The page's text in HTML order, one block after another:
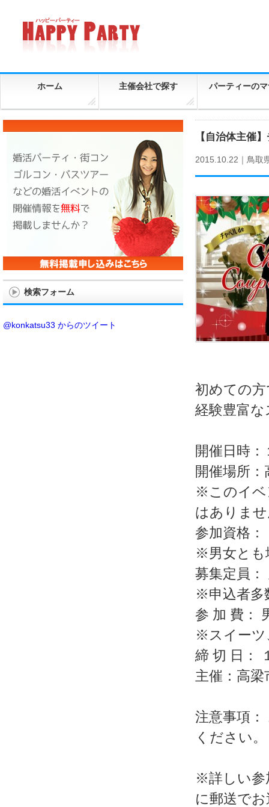
ホーム 主催会社で探す パーティーの
【自治体主催
2015.10.22｜ 鳥取
初めての
経験豊富
開催日時
開催場所
※このイベ
はありま
参加資格
※男女とも
募集定員：
※申込者多
参 加 費：
※スイーツ
締 切 日：
主催：高梁
注意事項
ください。
※詳しい参
に郵送で
検索フォーム
@konkatsu33 からのツイート